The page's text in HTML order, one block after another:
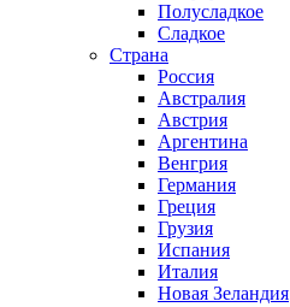
Полусладкое
Сладкое
Страна
Россия
Австралия
Австрия
Аргентина
Венгрия
Германия
Греция
Грузия
Испания
Италия
Новая Зеландия